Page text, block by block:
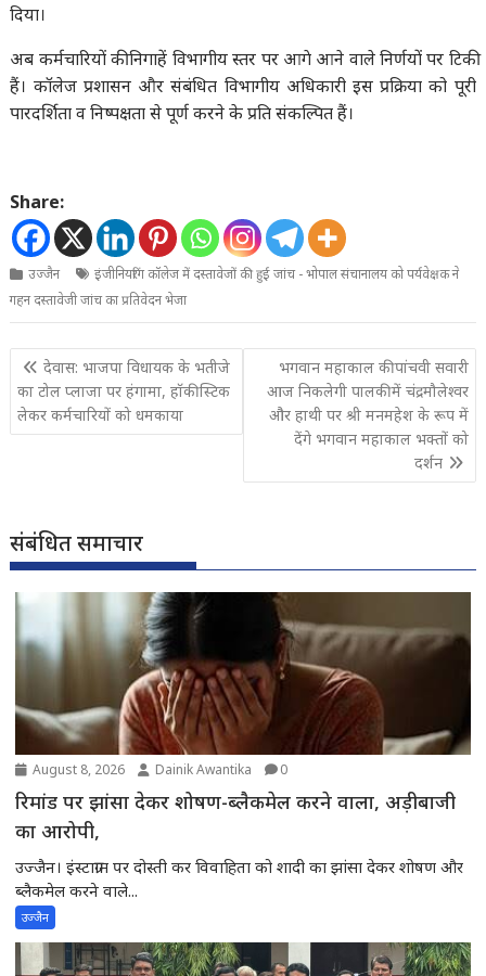
दिया।
अब कर्मचारियों की निगाहें विभागीय स्तर पर आगे आने वाले निर्णयों पर टिकी
हैं। कॉलेज प्रशासन और संबंधित विभागीय अधिकारी इस प्रक्रिया को पूरी
पारदर्शिता व निष्पक्षता से पूर्ण करने के प्रति संकल्पित हैं।
Share:
उज्जैन
इंजीनियरिंग कॉलेज में दस्तावेजों की हुई जांच - भोपाल संचानालय को पर्यवेक्षक ने
गहन दस्तावेजी जांच का प्रतिवेदन भेजा
Post
navigation
देवास: भाजपा विधायक के भतीजे
का टोल प्लाजा पर हंगामा, हॉकी स्टिक
लेकर कर्मचारियों को धमकाया
भगवान महाकाल की पांचवी सवारी
आज निकलेगी पालकी में चंद्रमौलेश्वर
और हाथी पर श्री मनमहेश के रूप में
देंगे भगवान महाकाल भक्तों को
दर्शन
संबंधित समाचार
August 8, 2026 Dainik Awantika 0
रिमांड पर झांसा देकर शोषण-ब्लैकमेल करने वाला, अड़ीबाजी
का आरोपी,
उज्जैन। इंस्टाग्राम पर दोस्ती कर विवाहिता को शादी का झांसा देकर शोषण और
ब्लैकमेल करने वाले...
उज्जैन